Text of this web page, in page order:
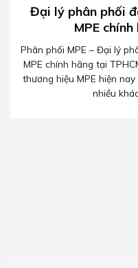
Đại lý phân phối
MPE
Phân phối MPE – Đại lý
MPE chính hãng tại
thương hiệu MPE hiện
nhiều